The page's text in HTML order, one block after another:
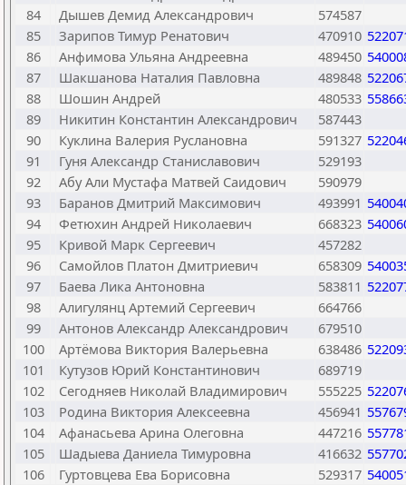
84
Дышев Демид Александрович
574587
85
Зарипов Тимур Ренатович 470910
86
Анфимова Ульяна Андреевна 489450
87
Шакшанова Наталия Павловна 489848
88
Шошин Андрей 480533
89
Никитин Константин Александрович
587443
90
Куклина Валерия Руслановна 591327
91
Гуня Александр Станиславович
529193
92
Абу Али Мустафа Матвей Саидович
590979
93
Баранов Дмитрий Максимович 493991
94
Фетюхин Андрей Николаевич 668323
95
Кривой Марк Сергеевич
457282
96
Самойлов Платон Дмитриевич 658309
97
Баева Лика Антоновна 583811
98
Алигулянц Артемий Сергеевич
664766
99
Антонов Александр Александрович
679510
100
Артёмова Виктория Валерьевна 638486
101
Кутузов Юрий Константинович
689719
102
Сегодняев Николай Владимирович 555225
103
Родина Виктория Алексеевна 456941
104
Афанасьева Арина Олеговна 447216
105
Шадыева Даниела Тимуровна 416632
106
Гуртовцева Ева Борисовна 529317